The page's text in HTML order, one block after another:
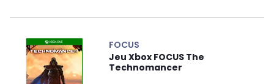
FOCUS
Jeu Xbox FOCUS The
Technomancer